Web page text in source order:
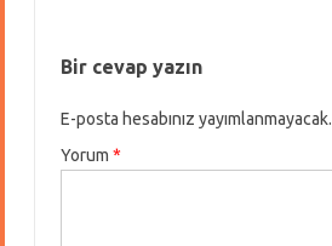
Bir cevap yazın
E-posta hesabınız yayımlanmayacak.
Yorum *